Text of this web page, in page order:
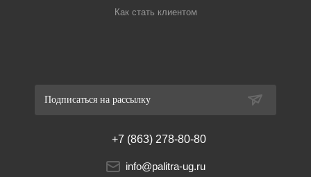
Как стать клиентом
Подписаться на рассылку
+7 (863) 278-80-80
info@palitra-ug.ru